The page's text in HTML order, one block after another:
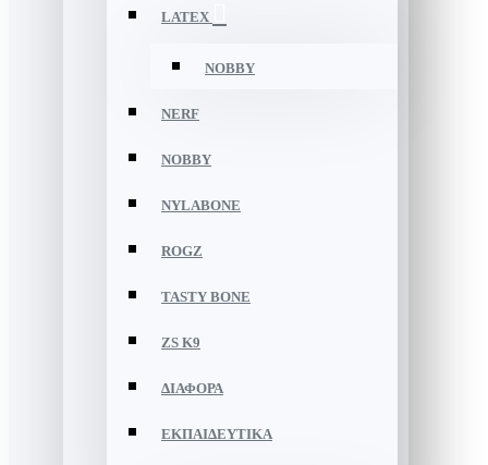
LATEX
NOBBY
NERF
NOBBY
NYLABONE
ROGZ
TASTY BONE
ZS K9
ΔΙΑΦΟΡΑ
ΕΚΠΑΙΔΕΥΤΙΚΑ